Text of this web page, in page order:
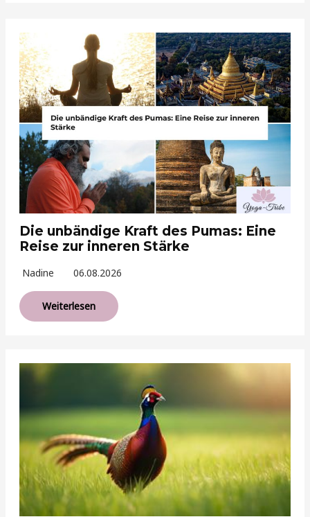
Die unbändige Kraft des Pumas: Eine
Reise zur inneren Stärke
Nadine 06.08.2026
Weiterlesen